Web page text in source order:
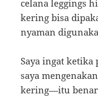
celana leggings
kering bisa
nyaman
Saya ingat
saya
kering—itu